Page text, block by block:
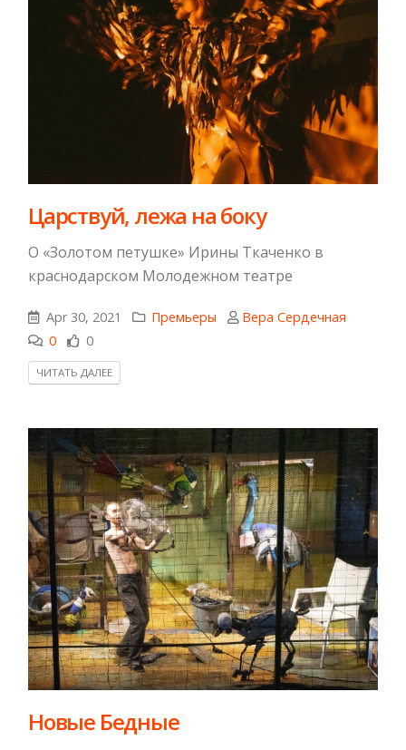
Царствуй, лежа на боку
О «Золотом петушке» Ирины Ткаченко в
краснодарском Молодежном театре
Apr 30, 2021 Премьеры
Вера Сердечная
0
0
ЧИТАТЬ ДАЛЕЕ
​​Новые Бедные